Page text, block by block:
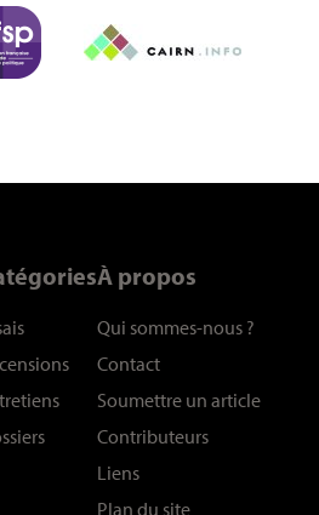
À propos
Qui sommes-nous ?
Contact
Soumettre un article
Contributeurs
Liens
Plan du site